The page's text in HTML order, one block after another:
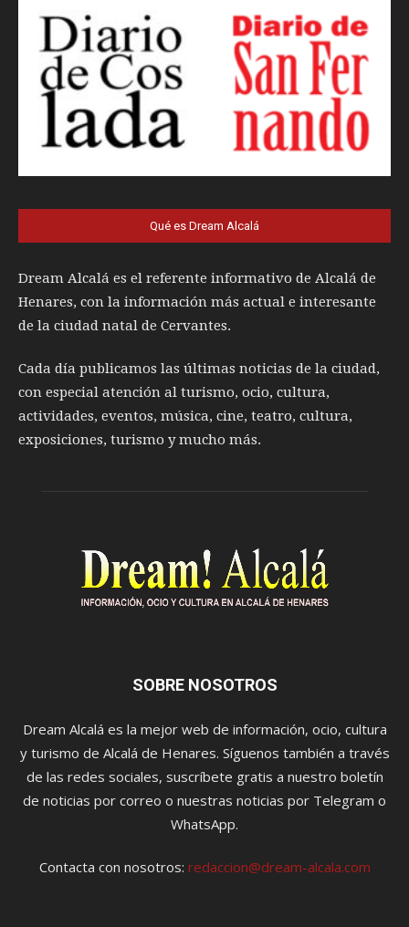
Qué es Dream Alcalá
Dream Alcalá es el referente informativo de Alcalá de
Henares, con la información más actual e interesante
de la ciudad natal de Cervantes.
Cada día publicamos las últimas noticias de la ciudad,
con especial atención al turismo, ocio, cultura,
actividades, eventos, música, cine, teatro, cultura,
exposiciones, turismo y mucho más.
SOBRE NOSOTROS
Dream Alcalá es la mejor web de información, ocio, cultura
y turismo de Alcalá de Henares. Síguenos también a través
de las redes sociales, suscríbete gratis a nuestro boletín
de noticias por correo o nuestras noticias por Telegram o
WhatsApp.
Contacta con nosotros: redaccion@dream-alcala.com